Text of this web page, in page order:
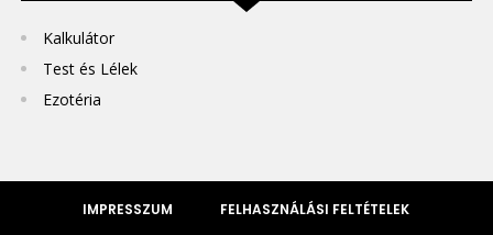
Kalkulátor
Test és Lélek
Ezotéria
IMPRESSZUM FELHASZNÁLÁSI FELTÉTELEK